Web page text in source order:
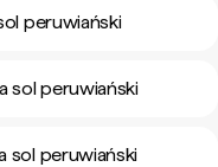
peruwiański
sol peruwiański
sol peruwiański